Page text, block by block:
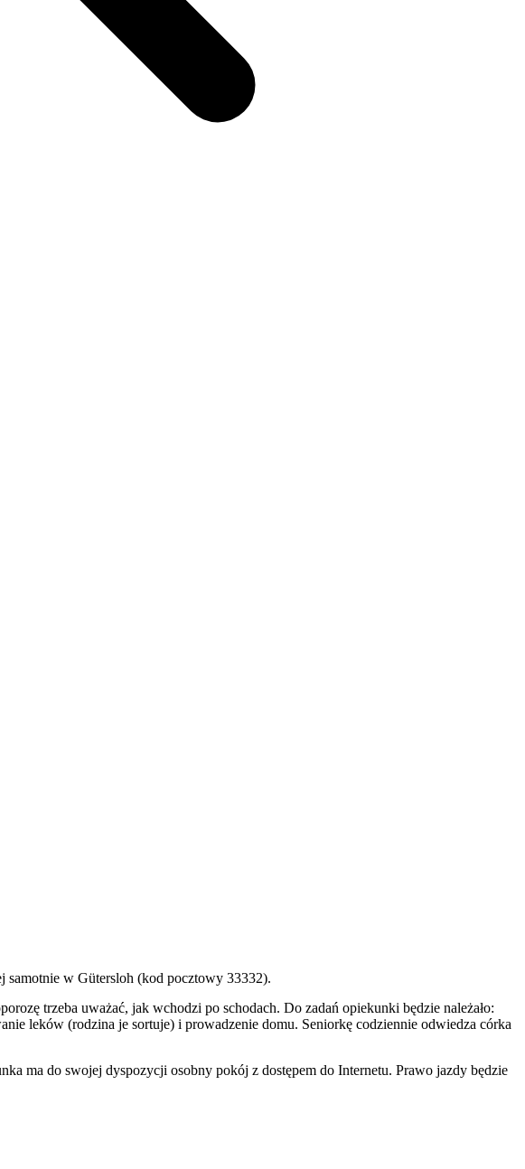
samotnie w Gütersloh (kod pocztowy 33332).
trzeba uważać, jak wchodzi po schodach. Do zadań opiekunki będzie należało:
leków (rodzina je sortuje) i prowadzenie domu. Seniorkę codziennie odwiedza córka
ma do swojej dyspozycji osobny pokój z dostępem do Internetu. Prawo jazdy będzie